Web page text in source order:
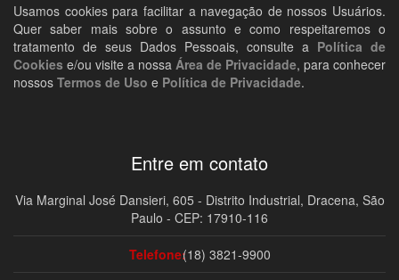
Usamos cookies para facilitar a navegação de nossos Usuários.
Quer saber mais sobre o assunto e como respeitaremos o
tratamento de seus Dados Pessoais, consulte a Política de
Cookies e/ou visite a nossa Área de Privacidade, para conhecer
nossos Termos de Uso e Política de Privacidade.
Entre em contato
Via Marginal José Dansieri, 605 - Distrito Industrial, Dracena, São
Paulo - CEP: 17910-116
Telefone:(18) 3821-9900